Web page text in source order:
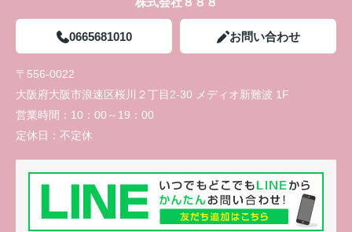
0665681010 お問い合わせ
〒556-0022
大阪府大阪市浪速区桜川２丁目2-30 メディオ新難波 1F
営業時間： 10：00～19：00
定休日： 不定休